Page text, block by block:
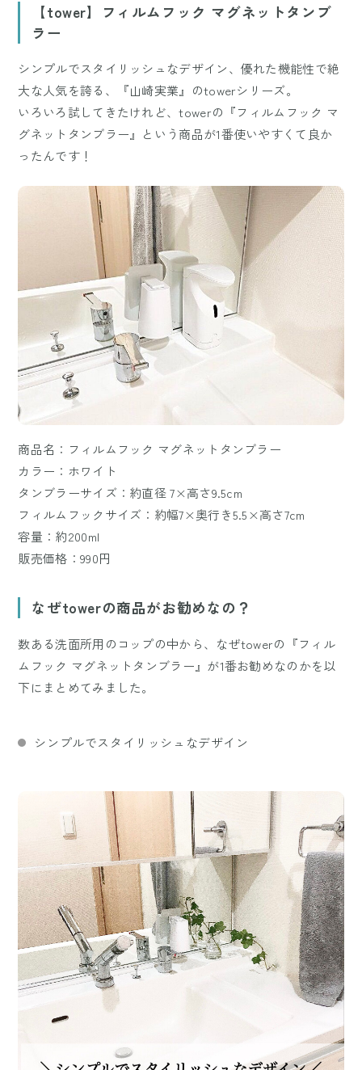
【tower】フィルムフック マグネットタンブ
ラー
シンプルでスタイリッシュなデザイン、優れた機能性で絶
大な人気を誇る、『山崎実業』のtowerシリーズ。
いろいろ試してきたけれど、towerの『フィルムフック マ
グネットタンブラー』という商品が1番使いやすくて良か
ったんです！
商品名：フィルムフック マグネットタンブラー
カラー：ホワイト
タンブラーサイズ：約直径 7×高さ9.5cm
フィルムフックサイズ：約幅7×奥行き5.5×高さ7cm
容量：約200ml
販売価格：990円
なぜtowerの商品がお勧めなの？
数ある洗面所用のコップの中から、なぜtowerの『フィル
ムフック マグネットタンブラー』が1番お勧めなのかを以
下にまとめてみました。
シンプルでスタイリッシュなデザイン